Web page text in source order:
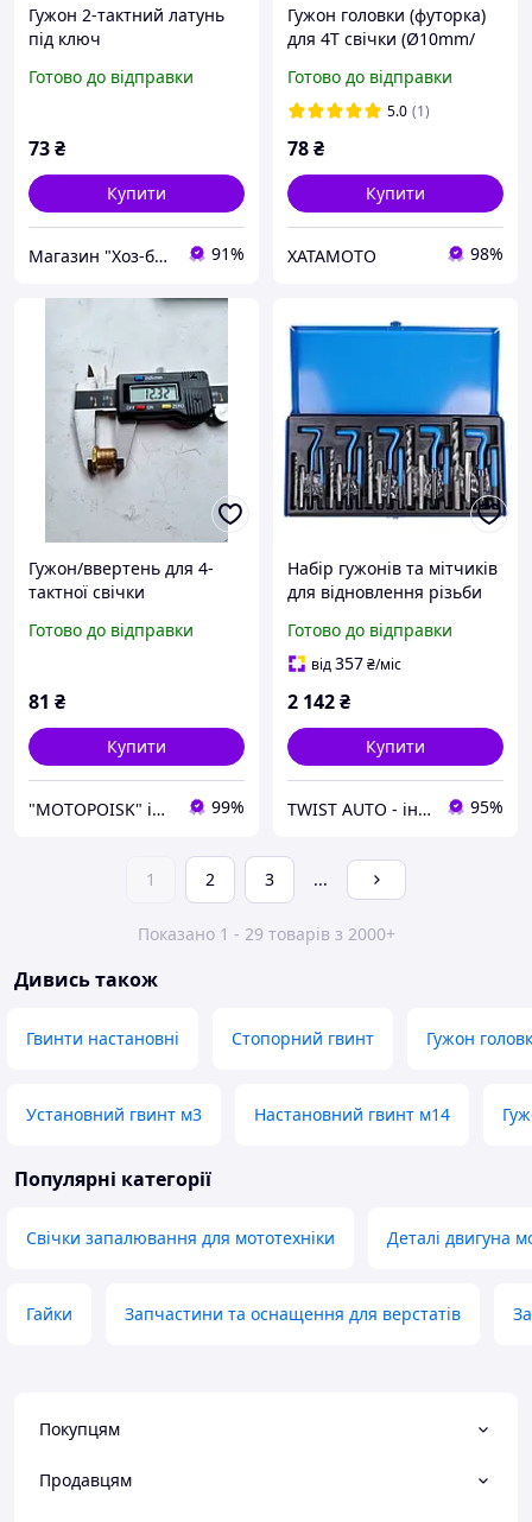
Гужон 2-тактний латунь
під ключ
Готово до відправки
73₴
Купити
Магазин "Хоз-блок" 91%
Гужон головки (футорка)
для 4T свічки (Ø10mm/
латунь) A136-6401,
Готово до відправки
5.0 (1)
78₴
Купити
ХАТАМОТО 98%
Гужон/ввертень для 4-
тактної свічки
Готово до відправки
81 ₴
Купити
"MOTOPOISK" інтернет-магазин мотозапчастин та аксесуарів 99%
Набір гужонів та мітчиків
для відновлення різьби
VT01078
Готово до відправки
від357₴/міс
2 142₴
Купити
TWIST AUTO - інструмент за доступною ціною 95%
1 2 3 ...
Показано 1 - 29 товарів з 2000+
Дивись також
Гвинти настановні Стопорний гвинт Гужон
Установний гвинт м3 Настановний гвинт м14
Популярні категорії
Свічки запалювання для мототехніки Деталі двигуна
Гайки Запчастини та оснащення для верстатів
Покупцям
Продавцям